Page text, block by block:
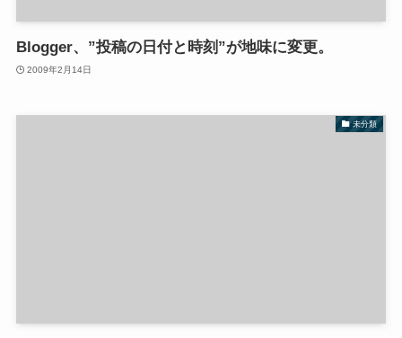
Blogger、”投稿の日付と時刻”が地味に変更。
2009年2月14日
未分類